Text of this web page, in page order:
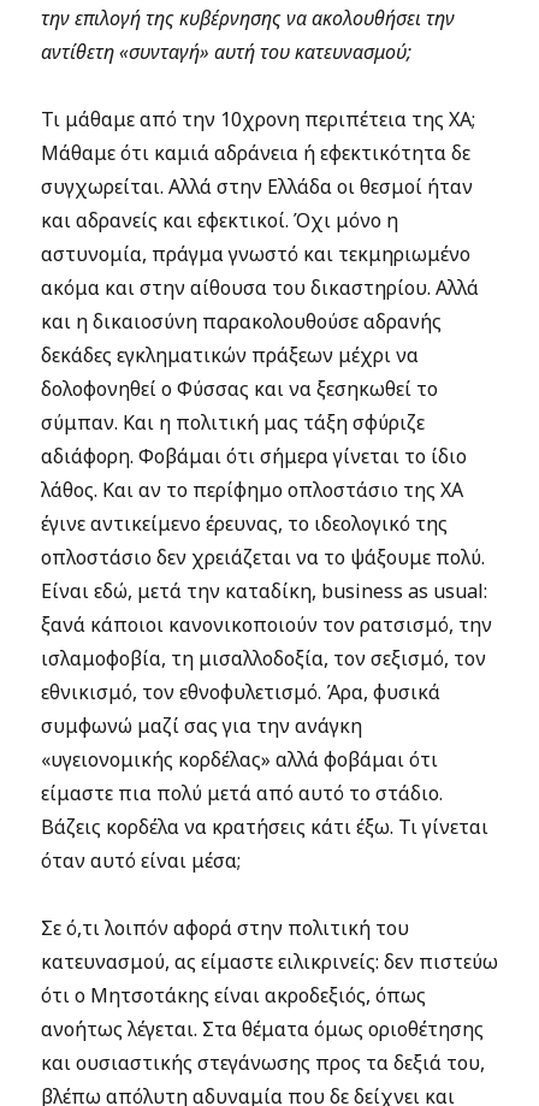
την επιλογή της κυβέρνησης να ακολουθήσει την
αντίθετη «συνταγή» αυτή του κατευνασμού;
Τι μάθαμε από την 10χρονη περιπέτεια της ΧΑ;
Μάθαμε ότι καμιά αδράνεια ή εφεκτικότητα δε
συγχωρείται. Αλλά στην Ελλάδα οι θεσμοί ήταν
και αδρανείς και εφεκτικοί. Όχι μόνο η
αστυνομία, πράγμα γνωστό και τεκμηριωμένο
ακόμα και στην αίθουσα του δικαστηρίου. Αλλά
και η δικαιοσύνη παρακολουθούσε αδρανής
δεκάδες εγκληματικών πράξεων μέχρι να
δολοφονηθεί ο Φύσσας και να ξεσηκωθεί το
σύμπαν. Και η πολιτική μας τάξη σφύριζε
αδιάφορη. Φοβάμαι ότι σήμερα γίνεται το ίδιο
λάθος. Και αν το περίφημο οπλοστάσιο της ΧΑ
έγινε αντικείμενο έρευνας, το ιδεολογικό της
οπλοστάσιο δεν χρειάζεται να το ψάξουμε πολύ.
Είναι εδώ, μετά την καταδίκη, business as usual:
ξανά κάποιοι κανονικοποιούν τον ρατσισμό, την
ισλαμοφοβία, τη μισαλλοδοξία, τον σεξισμό, τον
εθνικισμό, τον εθνοφυλετισμό. Άρα, φυσικά
συμφωνώ μαζί σας για την ανάγκη
«υγειονομικής κορδέλας» αλλά φοβάμαι ότι
είμαστε πια πολύ μετά από αυτό το στάδιο.
Βάζεις κορδέλα να κρατήσεις κάτι έξω. Τι γίνεται
όταν αυτό είναι μέσα;
Σε ό,τι λοιπόν αφορά στην πολιτική του
κατευνασμού, ας είμαστε ειλικρινείς: δεν πιστεύω
ότι ο Μητσοτάκης είναι ακροδεξιός, όπως
ανοήτως λέγεται. Στα θέματα όμως οριοθέτησης
και ουσιαστικής στεγάνωσης προς τα δεξιά του,
βλέπω απόλυτη αδυναμία που δε δείχνει και